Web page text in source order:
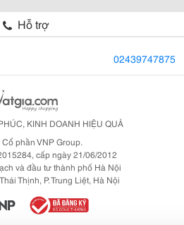
Hỗ trợ
02439747875
KINH DOANH HIỆU QUẢ
phần VNP Group.
cấp ngày 21/06/2012
và đầu tư thành phố Hà Nội
Thịnh, P. Trung Liệt, Hà Nội